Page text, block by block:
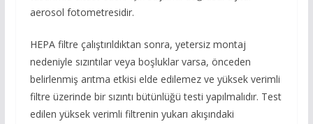
aerosol fotometresidir.
HEPA filtre çalıştırıldıktan sonra, yetersiz montaj
nedeniyle sızıntılar veya boşluklar varsa, önceden
belirlenmiş arıtma etkisi elde edilemez ve yüksek verimli
filtre üzerinde bir sızıntı bütünlüğü testi yapılmalıdır. Test
edilen yüksek verimli filtrenin yukarı akışındaki